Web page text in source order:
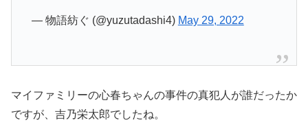
— 物語紡ぐ (@yuzutadashi4) May 29, 2022
マイファミリーの心春ちゃんの事件の真犯人が誰だったか
ですが、吉乃栄太郎でしたね。